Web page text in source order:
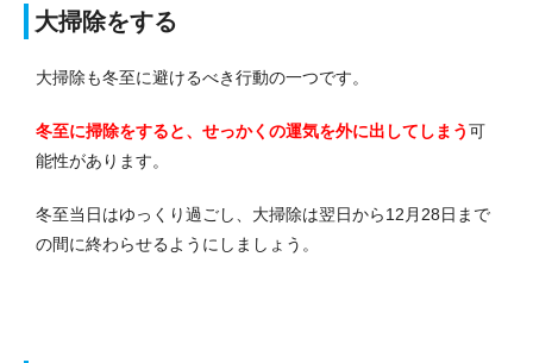
大掃除をする
大掃除も冬至に避けるべき行動の一つです。
冬至に掃除をすると、せっかくの運気を外に出してしまう可
能性があります。
冬至当日はゆっくり過ごし、大掃除は翌日から12月28日まで
の間に終わらせるようにしましょう。